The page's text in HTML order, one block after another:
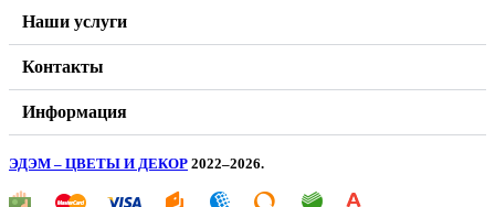
Наши услуги
Контакты
Информация
ЭДЭМ – ЦВЕТЫ И ДЕКОР 2022–2026.